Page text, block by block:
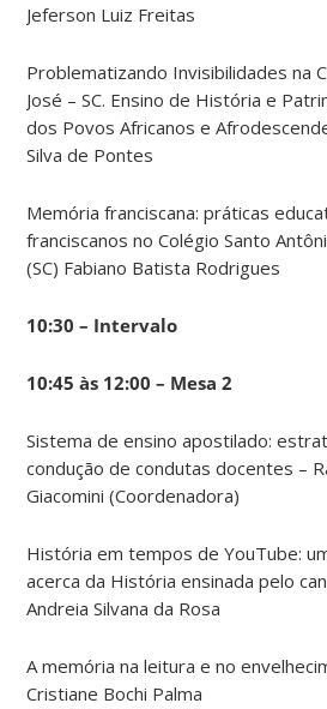
Jeferson Luiz Freitas
Problematizando Invisibilidades na
José – SC. Ensino de História e
dos Povos Africanos e
Silva de Pontes
Memória franciscana: práticas
franciscanos no Colégio Santo
(SC) Fabiano Batista Rodrigues
10:30 – Intervalo
10:45 às 12:00 – Mesa 2
Sistema de ensino apostilado:
condução de condutas docentes –
Giacomini (Coordenadora)
História em tempos de YouTube:
acerca da História ensinada pelo
Andreia Silvana da Rosa
A memória na leitura e no
Cristiane Bochi Palma